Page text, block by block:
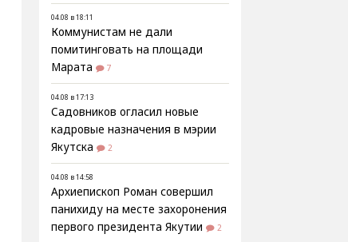
04.08 в 18:11
Коммунистам не дали
помитинговать на площади
Марата
7
04.08 в 17:13
Садовников огласил новые
кадровые назначения в мэрии
Якутска
2
04.08 в 14:58
Архиепископ Роман совершил
панихиду на месте захоронения
первого президента Якутии
2